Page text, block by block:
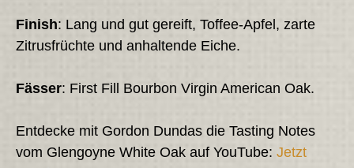
Finish: Lang und gut gereift, Toffee-Apfel, zarte
Zitrusfrüchte und anhaltende Eiche.
Fässer: First Fill Bourbon Virgin American Oak.
Entdecke mit Gordon Dundas die Tasting Notes
vom Glengoyne White Oak auf YouTube: Jetzt